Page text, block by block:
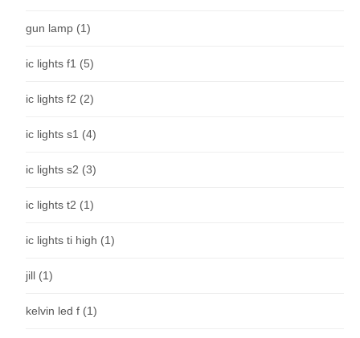
gun lamp (1)
ic lights f1 (5)
ic lights f2 (2)
ic lights s1 (4)
ic lights s2 (3)
ic lights t2 (1)
ic lights ti high (1)
jill (1)
kelvin led f (1)